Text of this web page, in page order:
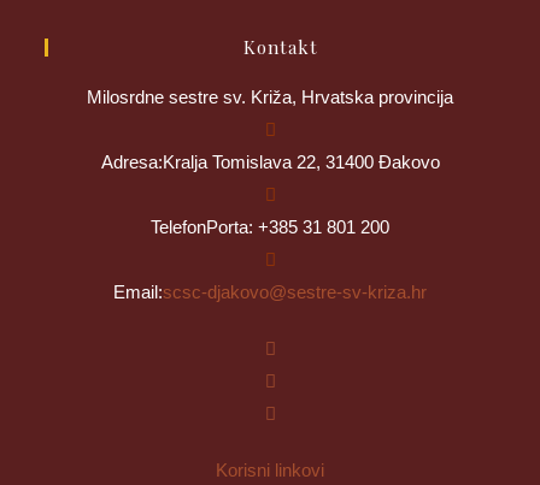
Kontakt
Milosrdne sestre sv. Križa, Hrvatska provincija
Adresa:Kralja Tomislava 22, 31400 Đakovo
TelefonPorta: +385 31 801 200
Email:scsc-djakovo@sestre-sv-kriza.hrOpens
Korisni linkovi